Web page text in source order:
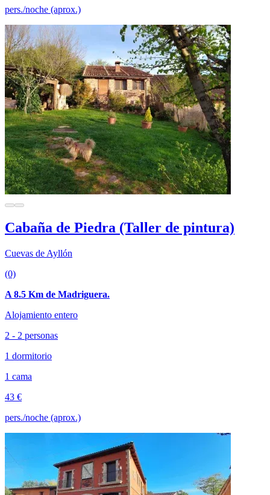
pers./noche (aprox.)
Cabaña de Piedra (Taller de pintura)
Cuevas de Ayllón
(0)
A 8.5 Km de Madriguera.
Alojamiento entero
2 - 2 personas
1 dormitorio
1 cama
43 €
pers./noche (aprox.)